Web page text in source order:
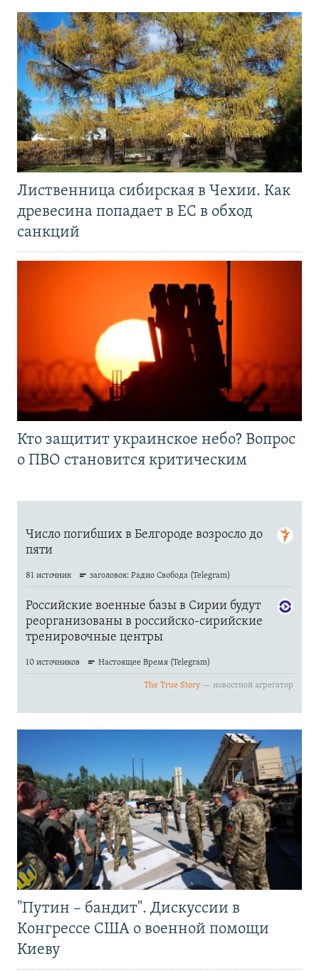
Лиственница сибирская в Чехии. Как
древесина попадает в ЕС в обход
санкций
Кто защитит украинское небо? Вопрос
о ПВО становится критическим
"Путин – бандит". Дискуссии в
Конгрессе США о военной помощи
Киеву